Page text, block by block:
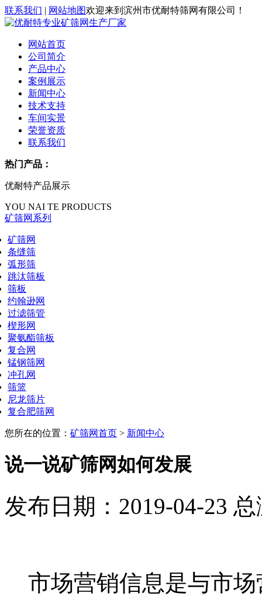
联系我们 | 网站地图欢迎来到滨州市优耐特筛网有限公司！
网站首页
公司简介
产品中心
案例展示
新闻中心
技术支持
车间实景
荣誉资质
联系我们
热门产品：
优耐特产品展示
YOU NAI TE PRODUCTS
矿筛网系列
矿筛网
条缝筛
弧形筛
跳汰筛板
筛板
约翰逊网
过滤筛管
楔形网
聚氨酯筛板
复合网
锰钢筛网
冲孔网
筛篮
尼龙筛片
复合肥筛网
您所在的位置： 矿筛网首页 > 新闻中心
说一说矿筛网如何发展
发布日期：2019-04-23
市场营销信息是与市场